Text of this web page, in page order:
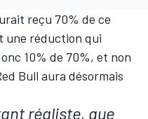
reçu 70% de ce
une réduction qui
10% de 70%, et non
Bull aura désormais
réaliste, que